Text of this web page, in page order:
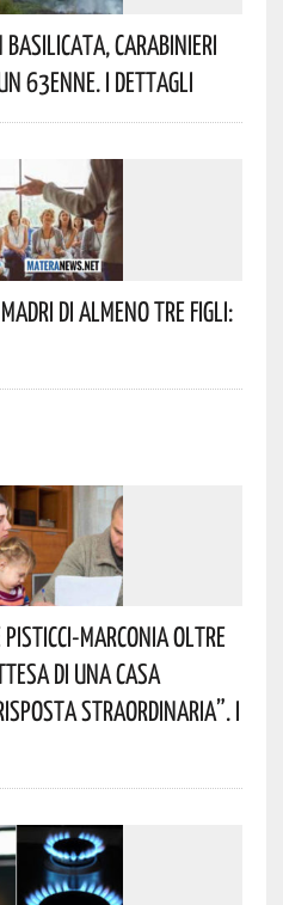
Basilicata, Carabinieri
63enne. I Dettagli
Di Almeno Tre Figli:
Marconia Oltre
Di Una Casa
Straordinaria”. I